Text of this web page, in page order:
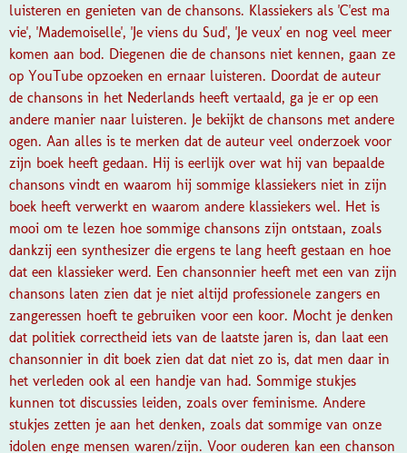
luisteren en genieten van de chansons. Klassiekers als 'C'est ma
vie', 'Mademoiselle', 'Je viens du Sud', 'Je veux' en nog veel meer
komen aan bod. Diegenen die de chansons niet kennen, gaan ze
op YouTube opzoeken en ernaar luisteren. Doordat de auteur
de chansons in het Nederlands heeft vertaald, ga je er op een
andere manier naar luisteren. Je bekijkt de chansons met andere
ogen. Aan alles is te merken dat de auteur veel onderzoek voor
zijn boek heeft gedaan. Hij is eerlijk over wat hij van bepaalde
chansons vindt en waarom hij sommige klassiekers niet in zijn
boek heeft verwerkt en waarom andere klassiekers wel. Het is
mooi om te lezen hoe sommige chansons zijn ontstaan, zoals
dankzij een synthesizer die ergens te lang heeft gestaan en hoe
dat een klassieker werd. Een chansonnier heeft met een van zijn
chansons laten zien dat je niet altijd professionele zangers en
zangeressen hoeft te gebruiken voor een koor. Mocht je denken
dat politiek correctheid iets van de laatste jaren is, dan laat een
chansonnier in dit boek zien dat dat niet zo is, dat men daar in
het verleden ook al een handje van had. Sommige stukjes
kunnen tot discussies leiden, zoals over feminisme. Andere
stukjes zetten je aan het denken, zoals dat sommige van onze
idolen enge mensen waren/zijn. Voor ouderen kan een chanson